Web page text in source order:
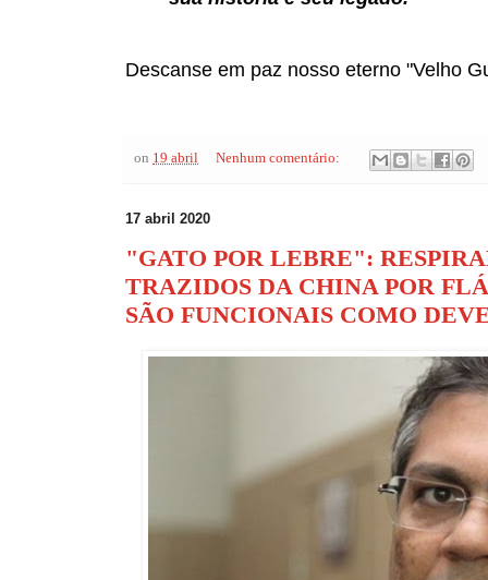
Descanse em paz nosso eterno "Velho
on 19 abril Nenhum comentário:
17 abril 2020
"GATO POR LEBRE":
TRAZIDOS DA CHINA POR
SÃO FUNCIONAIS COMO